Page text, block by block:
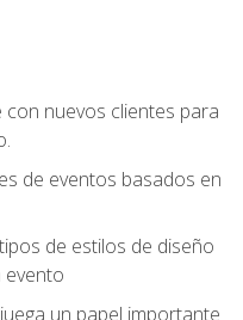
nuevos clientes para
de eventos basados en
de estilos de diseño
un papel importante